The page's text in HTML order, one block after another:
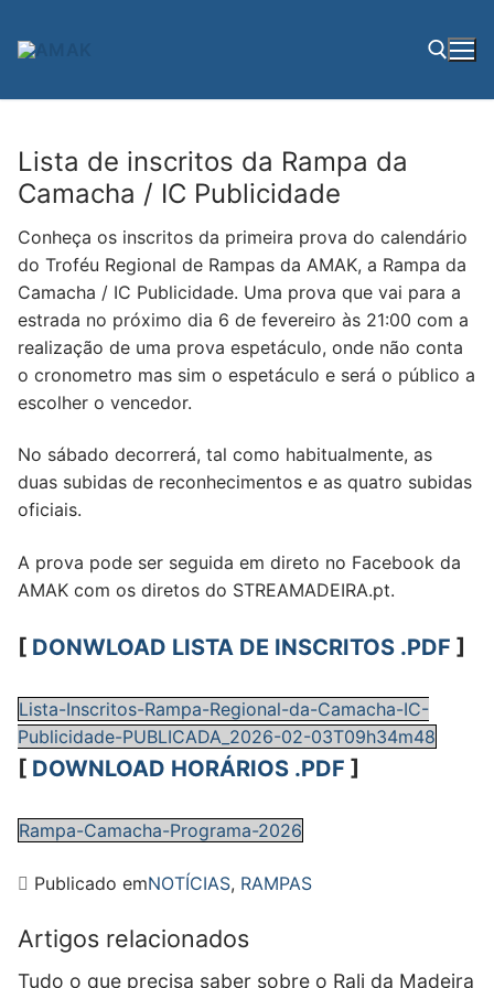
para
Lista de inscritos da Rampa da
Camacha / IC Publicidade
Conheça os inscritos da primeira prova do calendário
do Troféu Regional de Rampas da AMAK, a Rampa da
Camacha / IC Publicidade. Uma prova que vai para a
estrada no próximo dia 6 de fevereiro às 21:00 com a
realização de uma prova espetáculo, onde não conta
o cronometro mas sim o espetáculo e será o público a
escolher o vencedor.
No sábado decorrerá, tal como habitualmente, as
duas subidas de reconhecimentos e as quatro subidas
oficiais.
A prova pode ser seguida em direto no Facebook da
AMAK com os diretos do STREAMADEIRA.pt.
[ DONWLOAD LISTA DE INSCRITOS .PDF ]
Lista-Inscritos-Rampa-Regional-da-Camacha-IC-
Publicidade-PUBLICADA_2026-02-03T09h34m48
[ DOWNLOAD HORÁRIOS .PDF ]
Rampa-Camacha-Programa-2026
Publicado emNOTÍCIAS, RAMPAS
Artigos relacionados
Tudo o que precisa saber sobre o Rali da Madeira